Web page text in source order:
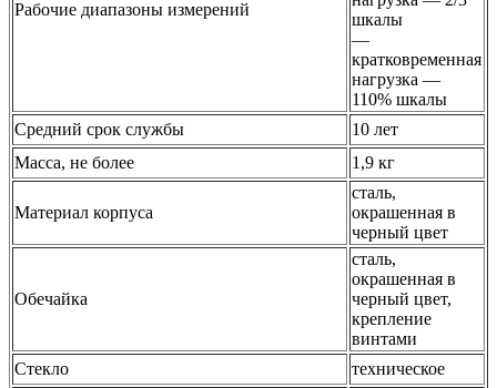
Рабочие диапазоны измерений
шкалы
—
кратковременная
нагрузка —
110% шкалы
Средний срок службы
10 лет
Масса, не более
1,9 кг
Материал корпуса
сталь,
окрашенная в
черный цвет
Обечайка
сталь,
окрашенная в
черный цвет,
крепление
винтами
Стекло
техническое